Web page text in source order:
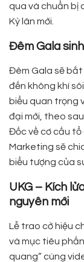
qua và chuẩn bị
Kỳ lân mới.
Đêm Gala
Đêm Gala sẽ bắt
đến không khí
biểu quan trọng
đại mới, theo
Đốc về cơ cấu tổ
Marketing sẽ
biểu tượng của
UKG – Kích
nguyên mới
Lễ trao cờ hiệu
và mục tiêu
quang” cùng